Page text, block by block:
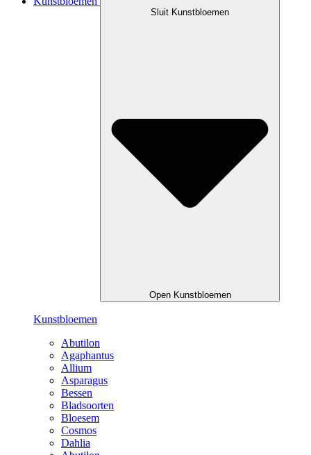
Sluit Kunstbloemen
Open Kunstbloemen
Kunstbloemen
Abutilon
Agaphantus
Allium
Asparagus
Bessen
Bladsoorten
Bloesem
Cosmos
Dahlia